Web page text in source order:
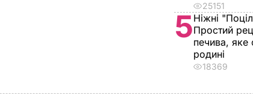
25151
5Ніжні
Простий
печива, яке
родині
18369